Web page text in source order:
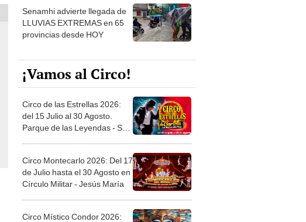
Senamhi advierte llegada de
LLUVIAS EXTREMAS en 65
provincias desde HOY
¡Vamos al Circo!
Circo de las Estrellas 2026:
del 15 Julio al 30 Agosto.
Parque de las Leyendas - San
Circo Montecarlo 2026: Del 17
de Julio hasta el 30 Agosto en
Círculo Militar - Jesús María
Circo Místico Condor 2026: